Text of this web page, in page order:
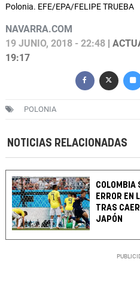
Polonia. EFE/EPA/FELIPE TRUEBA
NAVARRA.COM
19 JUNIO, 2018 - 22:48 |
19:17
POLONIA
NOTICIAS RELACIONADAS
COLOMBIA
ERROR EN
TRAS
JAPÓN